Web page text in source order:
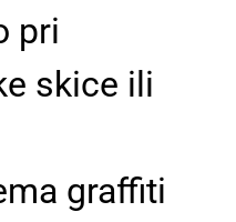
pri
skice ili
graffiti